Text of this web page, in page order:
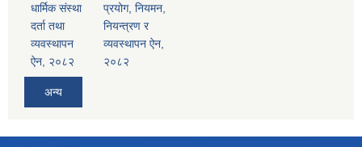
धार्मिक संस्था
दर्ता तथा
व्यवस्थापन
ऐन, २०८२
प्रयोग, नियमन,
नियन्त्रण र
व्यवस्थापन ऐन,
२०८२
अन्य